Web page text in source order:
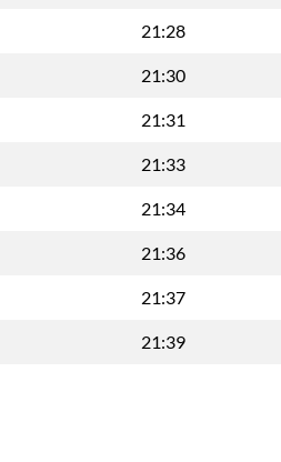
21:28
21:30
21:31
21:33
21:34
21:36
21:37
21:39